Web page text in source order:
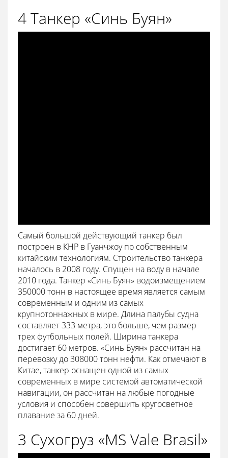
4 Танкер «Синь Буян»
Самый большой действующий танкер был
построен в КНР в Гуанчжоу по собственным
китайским технологиям. Строительство танкера
началось в 2008 году. Спущен на воду в начале
2010 года. Танкер «Синь Буян» водоизмещением
350000 тонн в настоящее время является самым
современным и одним из самых
крупнотоннажных в мире. Длина палубы судна
составляет 333 метра, это больше, чем размер
трех футбольных полей. Ширина танкера
достигает 60 метров. «Синь Буян» рассчитан на
перевозку до 308000 тонн нефти. Как отмечают в
Китае, танкер оснащен одной из самых
современных в мире системой автоматической
навигации, он рассчитан на любые погодные
условия и способен совершить кругосветное
плавание за 60 дней.
3 Сухогруз «MS Vale Brasil»